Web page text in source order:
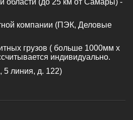
области (до 25 км от Самары) -
компании (ПЭК, Деловые
грузов ( больше 1000мм х
индивидуально.
5 линия, д. 122)